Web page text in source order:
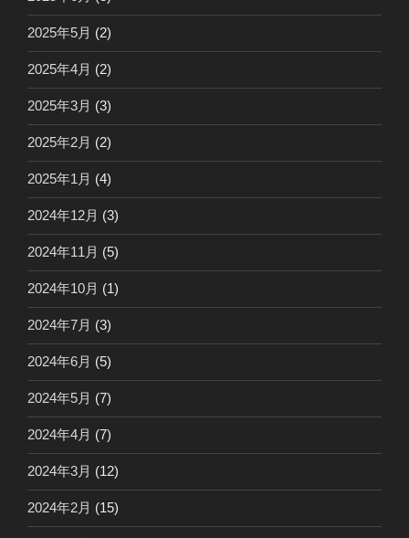
2025年5月 (2)
2025年4月 (2)
2025年3月 (3)
2025年2月 (2)
2025年1月 (4)
2024年12月 (3)
2024年11月 (5)
2024年10月 (1)
2024年7月 (3)
2024年6月 (5)
2024年5月 (7)
2024年4月 (7)
2024年3月 (12)
2024年2月 (15)